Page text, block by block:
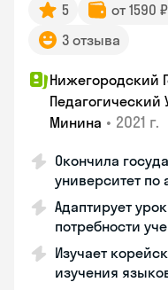
5 от 1590
3 отзыва
Нижегородский
Педагогический
Минина • 2021 г.
Окончила
университет по
Адаптирует
потребности
Изучает
изучения